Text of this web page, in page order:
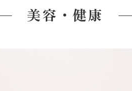
美容・健康